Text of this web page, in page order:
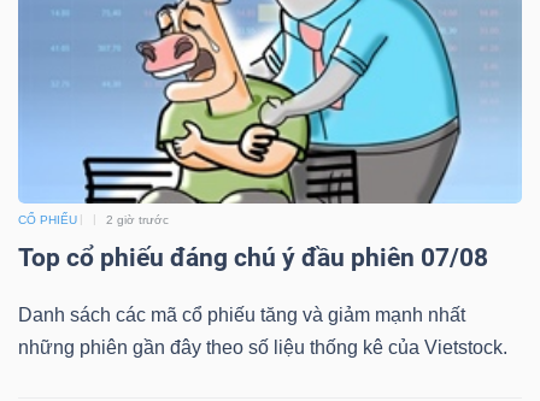
CỔ PHIẾU 2 giờ trước
Top cổ phiếu đáng chú ý đầu phiên 07/08
Danh sách các mã cổ phiếu tăng và giảm mạnh nhất
những phiên gần đây theo số liệu thống kê của Vietstock.